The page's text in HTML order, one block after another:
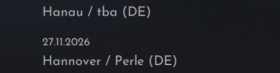
Hanau / tba (DE)
27.11.2026
Hannover / Perle (DE)